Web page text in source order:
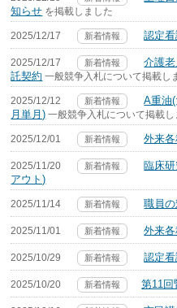
知らせ を掲載しました
2025/12/17 新着情報 認定
2025/12/17 新着情報
介護
託契約 一般競争入札について掲載し
2025/12/12 新着情報
A重油
月単月) 一般競争入札について掲載し
2025/12/01 新着情報 外来
2025/11/20 新着情報
臨床
アウト)
2025/11/14 新着情報 職員
2025/11/01 新着情報 外来
2025/10/29 新着情報 認定
2025/10/20 新着情報 第11回